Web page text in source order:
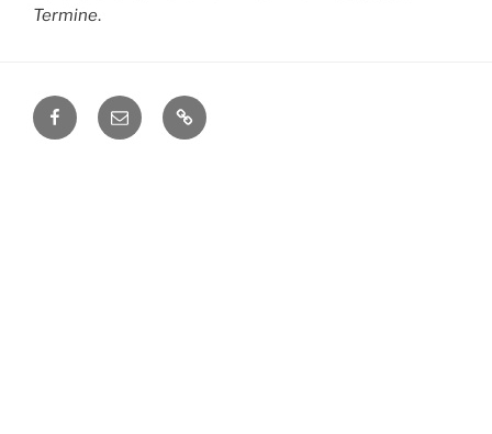
Termine.
Facebook
E-
Mail
Admin
login